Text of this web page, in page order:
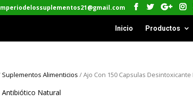
Inicio Productos
Suplementos Alimenticios / Ajo Con 150 Capsulas